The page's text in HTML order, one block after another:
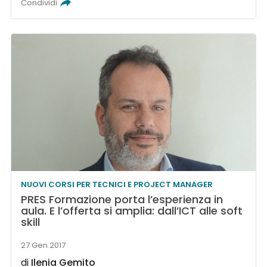
Condividi
NUOVI CORSI PER TECNICI E PROJECT MANAGER
PRES Formazione porta l’esperienza in
aula. E l’offerta si amplia: dall’ICT alle soft
skill
27 Gen 2017
di Ilenia Gemito